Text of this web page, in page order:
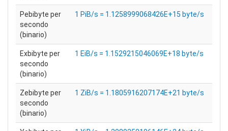
Pebibyte per
secondo
(binario)
1 PiB/s = 1.1258999068426E+15 byte/s
Exbibyte per
secondo
(binario)
1 EiB/s = 1.1529215046069E+18 byte/s
Zebibyte per
secondo
(binario)
1 ZiB/s = 1.1805916207174E+21 byte/s